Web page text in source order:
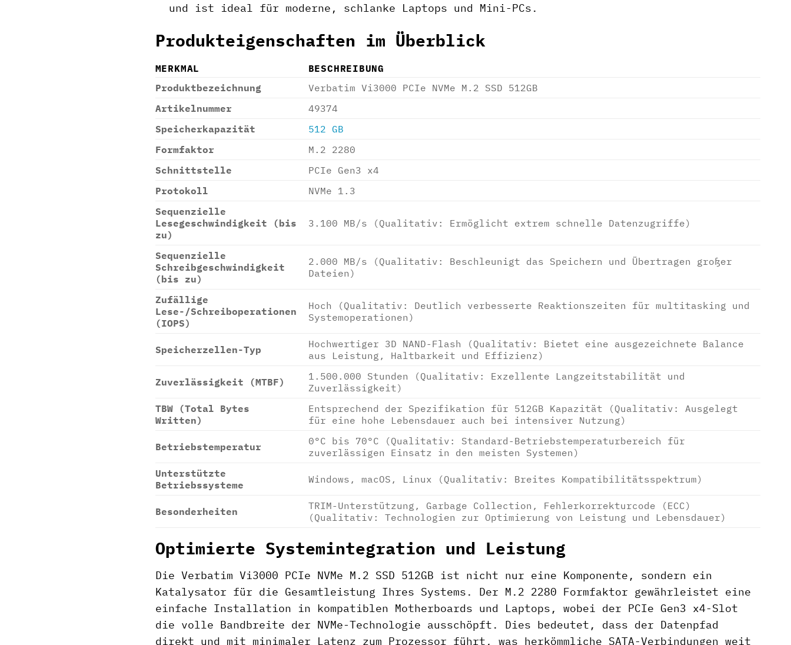
und ist ideal für moderne, schlanke Laptops und Mini-PCs.
Produkteigenschaften im Überblick
MERKMAL
BESCHREIBUNG
Produktbezeichnung
Verbatim Vi3000 PCIe NVMe M.2 SSD 512GB
Artikelnummer
49374
Speicherkapazität
512 GB
Formfaktor
M.2 2280
Schnittstelle
PCIe Gen3 x4
Protokoll
NVMe 1.3
Sequenzielle
Lesegeschwindigkeit (bis
zu)
3.100 MB/s (Qualitativ: Ermöglicht extrem schnelle Datenzugriffe)
Sequenzielle
Schreibgeschwindigkeit
(bis zu)
2.000 MB/s (Qualitativ: Beschleunigt das Speichern und Übertragen großer
Dateien)
Zufällige
Lese-/Schreiboperationen
(IOPS)
Hoch (Qualitativ: Deutlich verbesserte Reaktionszeiten für multitasking und
Systemoperationen)
Speicherzellen-Typ
Hochwertiger 3D NAND-Flash (Qualitativ: Bietet eine ausgezeichnete Balance
aus Leistung, Haltbarkeit und Effizienz)
Zuverlässigkeit (MTBF)
1.500.000 Stunden (Qualitativ: Exzellente Langzeitstabilität und
Zuverlässigkeit)
TBW (Total Bytes
Written)
Entsprechend der Spezifikation für 512GB Kapazität (Qualitativ: Ausgelegt
für eine hohe Lebensdauer auch bei intensiver Nutzung)
Betriebstemperatur
0°C bis 70°C (Qualitativ: Standard-Betriebstemperaturbereich für
zuverlässigen Einsatz in den meisten Systemen)
Unterstützte
Betriebssysteme
Windows, macOS, Linux (Qualitativ: Breites Kompatibilitätsspektrum)
Besonderheiten
TRIM-Unterstützung, Garbage Collection, Fehlerkorrekturcode (ECC)
(Qualitativ: Technologien zur Optimierung von Leistung und Lebensdauer)
Optimierte Systemintegration und Leistung
Die Verbatim Vi3000 PCIe NVMe M.2 SSD 512GB ist nicht nur eine Komponente, sondern ein
Katalysator für die Gesamtleistung Ihres Systems. Der M.2 2280 Formfaktor gewährleistet eine
einfache Installation in kompatiblen Motherboards und Laptops, wobei der PCIe Gen3 x4-Slot
die volle Bandbreite der NVMe-Technologie ausschöpft. Dies bedeutet, dass der Datenpfad
direkt und mit minimaler Latenz zum Prozessor führt, was herkömmliche SATA-Verbindungen weit